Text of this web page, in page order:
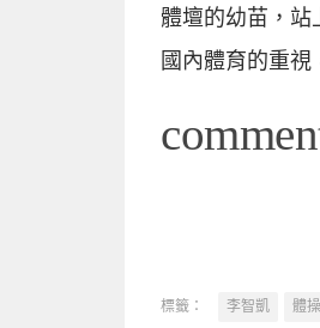
體壇的幼苗，站
國內體育的重視
標籤： 李智凱 體操